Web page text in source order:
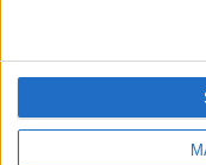
CELE MAI